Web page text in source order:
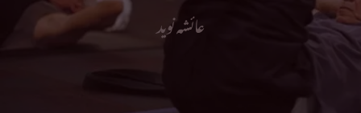
عائشہ نوید